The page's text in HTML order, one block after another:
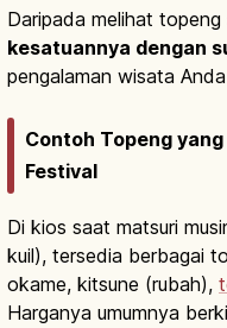
Daripada melihat
kesatuannya dengan
pengalaman wisata
Contoh Topeng
Festival
Di kios saat matsuri
kuil), tersedia berbagai
okame, kitsune (rubah),
Harganya umumnya